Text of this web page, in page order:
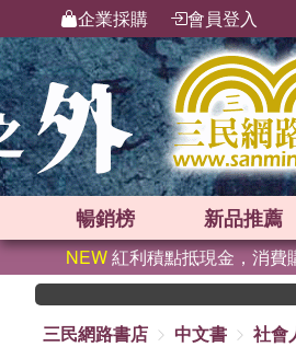
企業採購 會員登入
暢銷榜 新品推薦
NEW紅利積點抵現金，消費
三民網路書店
中文書 社會